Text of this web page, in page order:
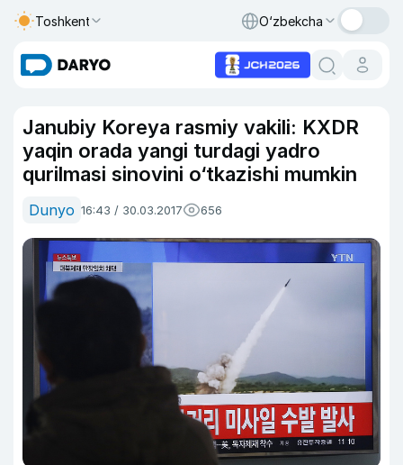
Toshkent O‘zbekcha
Janubiy Koreya rasmiy vakili: KXDR
yaqin orada yangi turdagi yadro
qurilmasi sinovini o‘tkazishi mumkin
Dunyo 16:43 / 30.03.2017 656